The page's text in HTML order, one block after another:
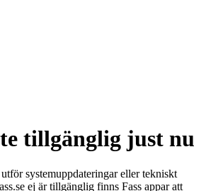
tillgänglig just nu
systemuppdateringar eller tekniskt
ej är tillgänglig finns Fass appar att